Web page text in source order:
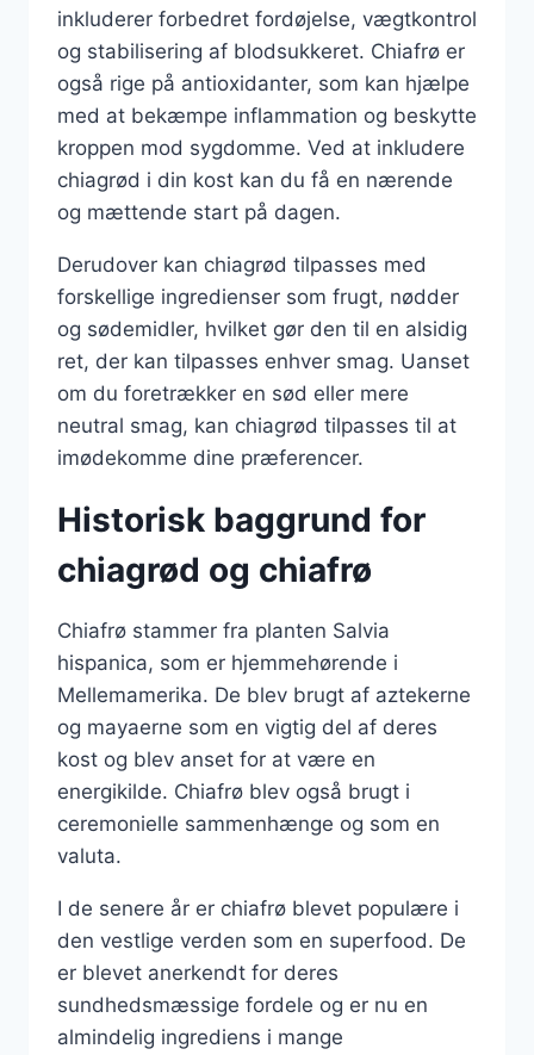
inkluderer forbedret fordøjelse, vægtkontrol
og stabilisering af blodsukkeret. Chiafrø er
også rige på antioxidanter, som kan hjælpe
med at bekæmpe inflammation og beskytte
kroppen mod sygdomme. Ved at inkludere
chiagrød i din kost kan du få en nærende
og mættende start på dagen.
Derudover kan chiagrød tilpasses med
forskellige ingredienser som frugt, nødder
og sødemidler, hvilket gør den til en alsidig
ret, der kan tilpasses enhver smag. Uanset
om du foretrækker en sød eller mere
neutral smag, kan chiagrød tilpasses til at
imødekomme dine præferencer.
Historisk baggrund for
chiagrød og chiafrø
Chiafrø stammer fra planten Salvia
hispanica, som er hjemmehørende i
Mellemamerika. De blev brugt af aztekerne
og mayaerne som en vigtig del af deres
kost og blev anset for at være en
energikilde. Chiafrø blev også brugt i
ceremonielle sammenhænge og som en
valuta.
I de senere år er chiafrø blevet populære i
den vestlige verden som en superfood. De
er blevet anerkendt for deres
sundhedsmæssige fordele og er nu en
almindelig ingrediens i mange